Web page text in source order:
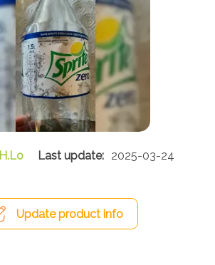
H.Lo 2025-03-24
Update product info